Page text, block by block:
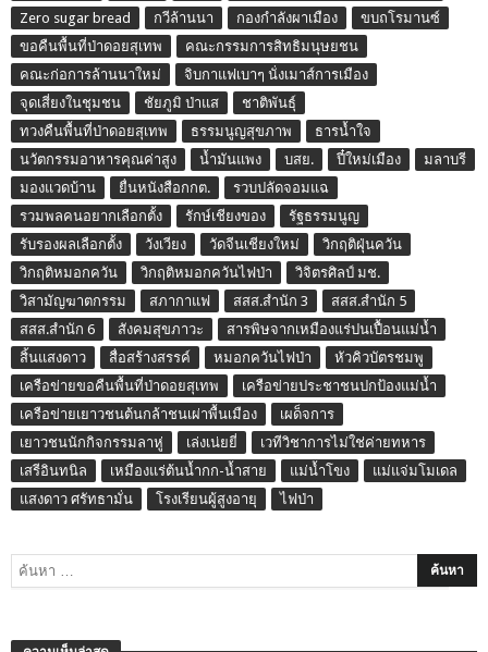
Zero sugar bread
กวีล้านนา กองกำลังผาเมือง
ขบถโรมานซ์
ขอคืนพื้นที่ป่าดอยสุเทพ
คณะกรรมการสิทธิมนุษยชน
คณะก่อการล้านนาใหม่
จิบกาแฟเบาๆ นั่งเมาส์การเมือง
จุดเสี่ยงในชุมชน
ชัยภูมิ ป่าแส
ชาติพันธุ์
ทวงคืนพื้นที่ป่าดอยสุเทพ
ธรรมนูญสุขภาพ
ธารน้ำใจ
นวัตกรรมอาหารคุณค่าสูง
น้ำมันแพง บสย. ปี๋ใหม่เมือง
มลาบรี
มองแวดบ้าน
ยื่นหนังสือกกต.
รวบปลัดจอมแฉ
รวมพลคนอยากเลือกตั้ง
รักษ์เชียงของ
รัฐธรรมนูญ
รับรองผลเลือกตั้ง
วังเวียง วัดจีนเชียงใหม่
วิกฤติฝุ่นควัน
วิกฤติหมอกควัน
วิกฤติหมอกควันไฟป่า
วิจิตรศิลป์ มช.
วิสามัญฆาตกรรม
สภากาแฟ สสส.สำนัก 3
สสส.สำนัก 5
สสส.สำนัก 6
สังคมสุขภาวะ
สารพิษจากเหมืองแร่ปนเปื้อนแม่น้ำ
สิ้นแสงดาว
สื่อสร้างสรรค์ หมอกควันไฟป่า
หัวคิวบัตรชมพู
เครือข่ายขอคืนพื้นที่ป่าดอยสุเทพ
เครือข่ายประชาชนปกป้องแม่น้ำ
เครือข่ายเยาวชนต้นกล้าชนเผ่าพื้นเมือง
เผด็จการ
เยาวชนนักกิจกรรมลาหู่
เล่งเน่ยยี่
เวทีวิชาการไม่ใช่ค่ายทหาร
เสรีอินทนิล
เหมืองแร่ต้นน้ำกก-น้ำสาย แม่น้ำโขง
แม่แจ่มโมเดล
แสงดาว ศรัทธามั่น
โรงเรียนผู้สูงอายุ ไฟป่า